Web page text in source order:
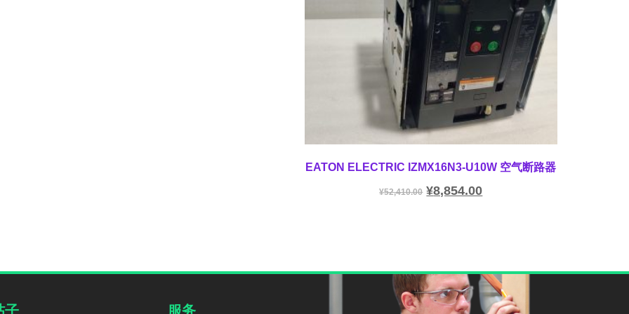
EATON ELECTRIC IZMX16N3-U10W 空气断路器
¥52,410.00 ¥8,854.00
子 服务